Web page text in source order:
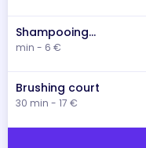
Shampooing...
min - 6 €
Brushing court
30 min - 17 €